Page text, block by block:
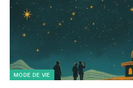
MODE DE VIE